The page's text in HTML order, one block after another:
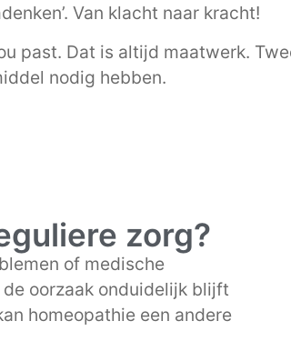
Van klacht naar kracht!
past. Dat is altijd maatwerk.
nodig hebben.
zorg?
of medische
oorzaak onduidelijk blijft
homeopathie een andere